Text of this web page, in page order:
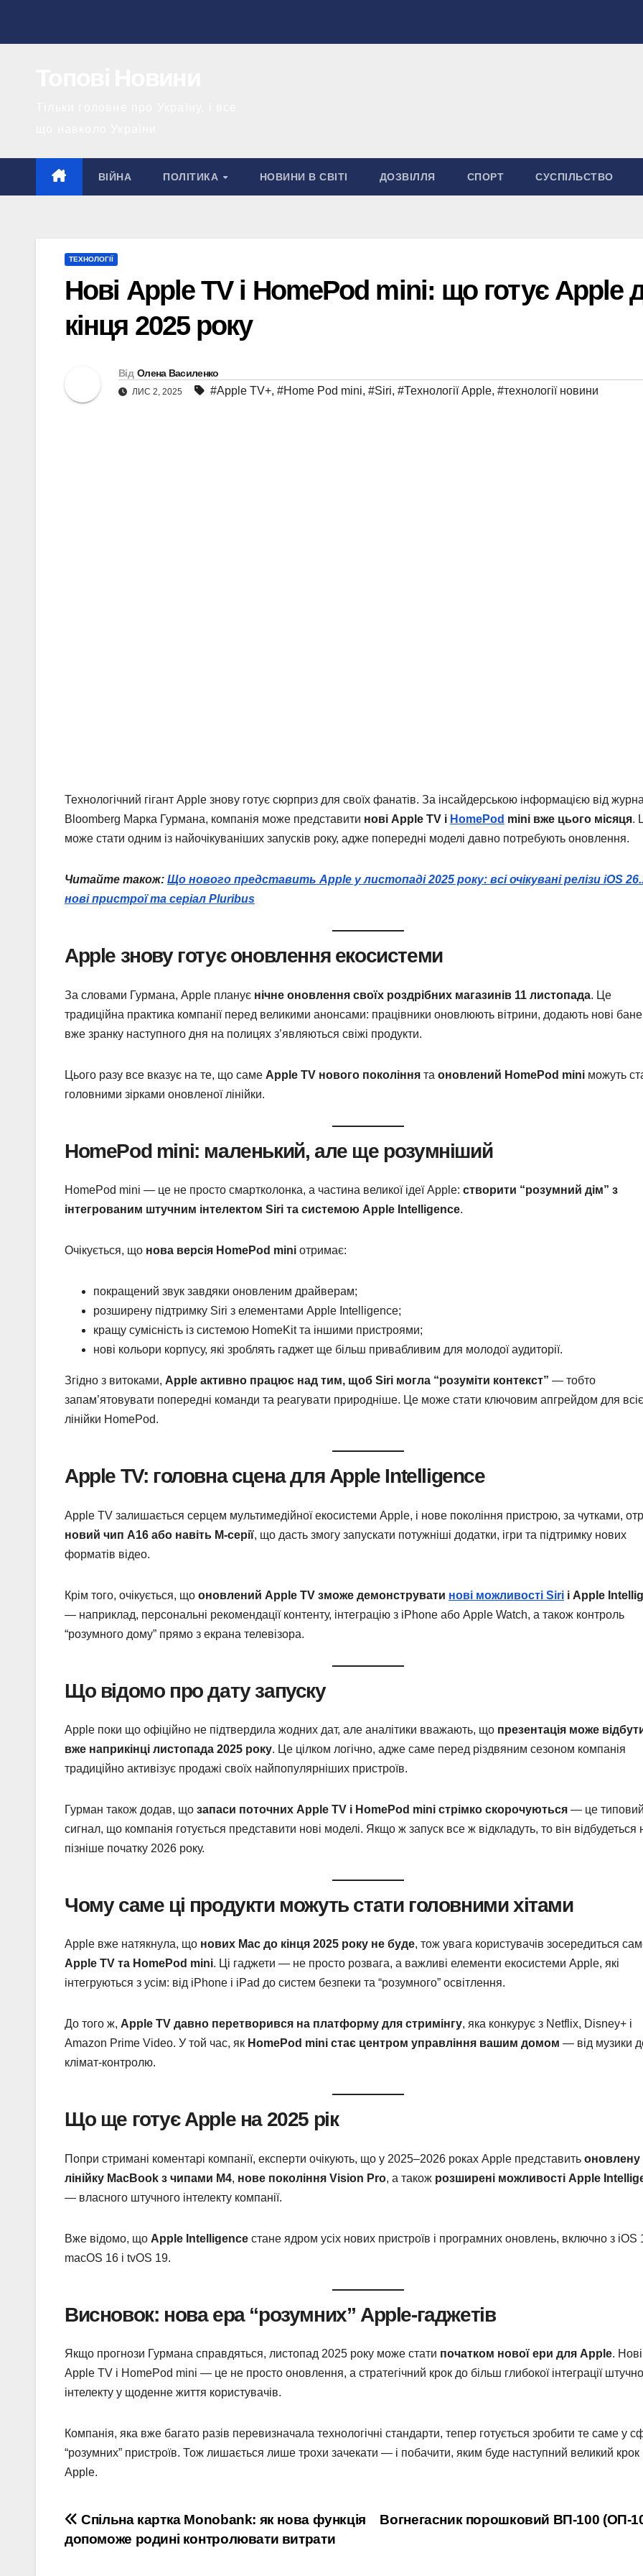
ВІЙНА ПОЛІТИКА НОВИНИ В СВІТІ ДОЗВІЛЛЯ СПОРТ СУСПІЛЬСТВО
ТЕХНОЛОГІЇ
Нові Apple TV і HomePod mini: що готує Apple
кінця 2025 року
Від Олена Василенко
ЛИС 2, 2025 #Apple TV+, #Home Pod mini, #Siri, #Технології Apple, #технології новини
Технологічний гігант Apple знову готує сюрприз для своїх фанатів. За інсайдерською інформацією від
Bloomberg Марка Гурмана, компанія може представити нові Apple TV і HomePod mini вже цього місяця.
може стати одним із найочікуваніших запусків року, адже попередні моделі давно потребують оновлення.
Читайте також: Що нового представить Apple у листопаді 2025 року: всі очікувані релізи iOS
нові пристрої та серіал Pluribus
Apple знову готує оновлення екосистеми
За словами Гурмана, Apple планує нічне оновлення своїх роздрібних магазинів 11 листопада. Це
традиційна практика компанії перед великими анонсами: працівники оновлюють вітрини, додають нові
вже зранку наступного дня на полицях з’являються свіжі продукти.
Цього разу все вказує на те, що саме Apple TV нового покоління та оновлений HomePod mini можуть
головними зірками оновленої лінійки.
HomePod mini: маленький, але ще розумніший
HomePod mini — це не просто смартколонка, а частина великої ідеї Apple: створити “розумний дім” з
інтегрованим штучним інтелектом Siri та системою Apple Intelligence.
Очікується, що нова версія HomePod mini отримає:
покращений звук завдяки оновленим драйверам;
розширену підтримку Siri з елементами Apple Intelligence;
кращу сумісність із системою HomeKit та іншими пристроями;
нові кольори корпусу, які зроблять гаджет ще більш привабливим для молодої аудиторії.
Згідно з витоками, Apple активно працює над тим, щоб Siri могла “розуміти контекст” — тобто
запам’ятовувати попередні команди та реагувати природніше. Це може стати ключовим апгрейдом для
лінійки HomePod.
Apple TV: головна сцена для Apple Intelligence
Apple TV залишається серцем мультимедійної екосистеми Apple, і нове покоління пристрою, за чутками,
новий чип A16 або навіть M-серії, що дасть змогу запускати потужніші додатки, ігри та підтримку нових
форматів відео.
Крім того, очікується, що оновлений Apple TV зможе демонструвати нові можливості Siri і Apple
— наприклад, персональні рекомендації контенту, інтеграцію з iPhone або Apple Watch, а також контроль
“розумного дому” прямо з екрана телевізора.
Що відомо про дату запуску
Apple поки що офіційно не підтвердила жодних дат, але аналітики вважають, що презентація може
вже наприкінці листопада 2025 року. Це цілком логічно, адже саме перед різдвяним сезоном компанія
традиційно активізує продажі своїх найпопулярніших пристроїв.
Гурман також додав, що запаси поточних Apple TV і HomePod mini стрімко скорочуються — це типовий
сигнал, що компанія готується представити нові моделі. Якщо ж запуск все ж відкладуть, то він відбудеться
пізніше початку 2026 року.
Чому саме ці продукти можуть стати головними хітами
Apple вже натякнула, що нових Mac до кінця 2025 року не буде, тож увага користувачів зосередиться
Apple TV та HomePod mini. Ці гаджети — не просто розвага, а важливі елементи екосистеми Apple, які
інтегруються з усім: від iPhone і iPad до систем безпеки та “розумного” освітлення.
До того ж, Apple TV давно перетворився на платформу для стримінгу, яка конкурує з Netflix, Disney+ і
Amazon Prime Video. У той час, як HomePod mini стає центром управління вашим домом — від музики
клімат-контролю.
Що ще готує Apple на 2025 рік
Попри стримані коментарі компанії, експерти очікують, що у 2025–2026 роках Apple представить оновлену
лінійку MacBook з чипами M4, нове покоління Vision Pro, а також розширені можливості Apple
— власного штучного інтелекту компанії.
Вже відомо, що Apple Intelligence стане ядром усіх нових пристроїв і програмних оновлень, включно з iOS
macOS 16 і tvOS 19.
Висновок: нова ера “розумних” Apple-гаджетів
Якщо прогнози Гурмана справдяться, листопад 2025 року може стати початком нової ери для Apple. Нові
Apple TV і HomePod mini — це не просто оновлення, а стратегічний крок до більш глибокої інтеграції
інтелекту у щоденне життя користувачів.
Компанія, яка вже багато разів перевизначала технологічні стандарти, тепер готується зробити те саме у
“розумних” пристроїв. Тож лишається лише трохи зачекати — і побачити, яким буде наступний великий крок
Apple.
Навігація
записів
Вогнегасник порошковий ВП-100 (ОП-
Спільна картка Monobank: як нова функція
допоможе родині контролювати витрати